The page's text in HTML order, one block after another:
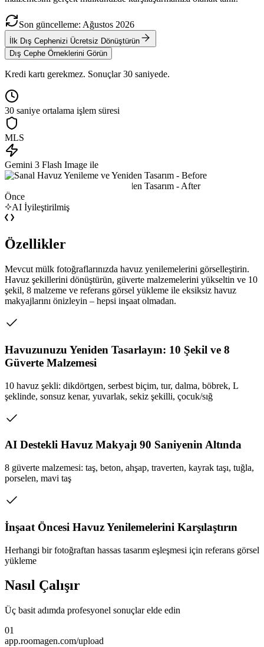
Son güncelleme: Ağustos 2026
İlk Dış Cephenizi Ücretsiz Dönüştürün
Dış Cephe Örneklerini Görün
Kredi kartı gerekmez. Sonuçlar 30 saniyede.
30 saniye ortalama işlem süresi
MLS
Gemini 3 Flash Image ile
Önce
AI İyileştirilmiş
Özellikler
Mevcut mülk fotoğraflarınızda havuz yenilemelerini görselleştirin.
Havuz şekillerini dönüştürün, güverte malzemelerini yükseltin ve 10
şekil, 8 malzeme ve referans görsel yükleme ile eksiksiz havuz
makyajlarını önizleyin – hepsi inşaat olmadan.
Havuzunuzu Yeniden Tasarlayın: 10 Şekil ve 8
Güverte Malzemesi
10 havuz şekli: dikdörtgen, serbest biçim, tur, dalma, böbrek, L
şeklinde, sonsuz kenar, yuvarlak, sekiz şekilli, çocuk/sığ
AI Destekli Havuz Makyajı 90 Saniyenin Altında
8 güverte malzemesi: taş, beton, ahşap, traverten, kayrak taşı, tuğla,
porselen, mavi taş
İnşaat Öncesi Havuz Yenilemelerini Karşılaştırın
Herhangi bir fotoğraftan hassas tasarım eşleşmesi için referans görsel
yükleme
Nasıl Çalışır
Üç basit adımda profesyonel sonuçlar elde edin
01
app.roomagen.com/upload